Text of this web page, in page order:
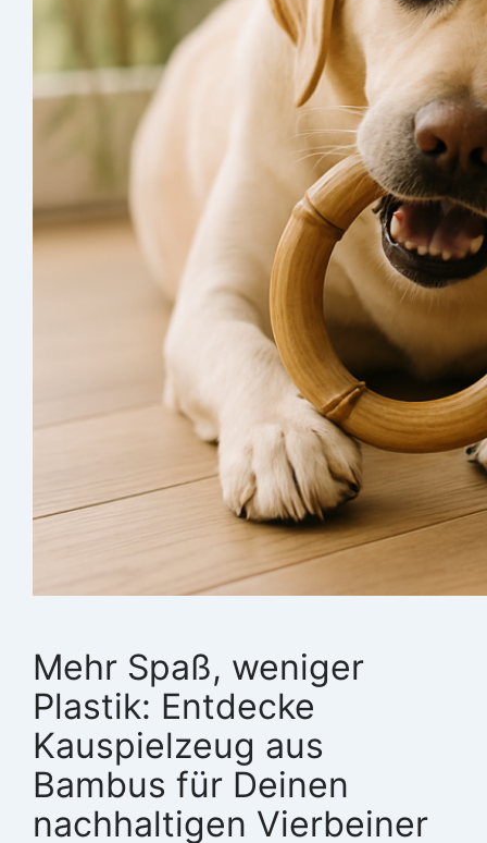
Mehr Spaß, weniger
Plastik: Entdecke
Kauspielzeug aus
Bambus für Deinen
nachhaltigen Vierbeiner